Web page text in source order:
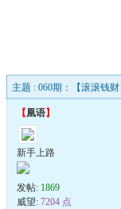
主题 : 060期：【滚滚钱
【凰语】
新手上路
发帖: 1869
威望: 7204 点